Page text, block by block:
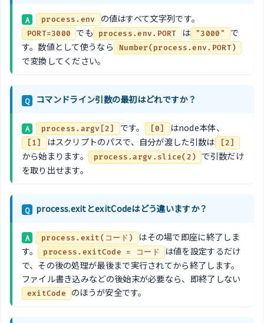
A process.env の値はすべて文字列です。
PORT=3000 でも process.env.PORT は "3000"
で
す。数値として使うなら
Number(process.env.PORT)
で変換してください。
Q コマンドライン引数の最初はどれですか？
A process.argv[2] です。 [0] はnode本体、
[1] はスクリプトのパスで、自分が渡した引数は [2]
から始まります。 process.argv.slice(2)
で引数だけ
を取り出せます。
Q process.exitとexitCodeはどう違いますか？
A process.exit(コード)
はその場で即座に終了しま
す。
process.exitCode = コード
は値を設定するだけ
で、その後の処理が最後まで実行されてから終了します。
ファイル書き込みなどの後始末が必要なら、即終了しない
exitCode のほうが安全です。